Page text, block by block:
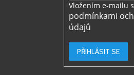
Vložením e-mailu
podmínkami
údajů
PŘIHLÁSIT SE